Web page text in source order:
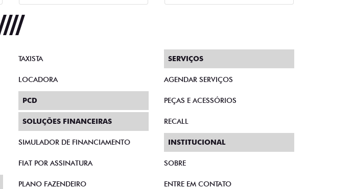
TAXISTA
LOCADORA
PCD
SOLUÇÕES FINANCEIRAS
SIMULADOR DE FINANCIAMENTO
FIAT POR ASSINATURA
PLANO FAZENDEIRO
SERVIÇOS
AGENDAR SERVIÇOS
PEÇAS E ACESSÓRIOS
RECALL
INSTITUCIONAL
SOBRE
ENTRE EM CONTATO